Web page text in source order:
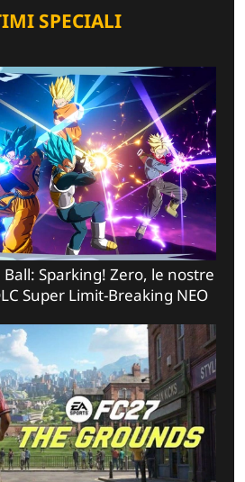
SPECIALI
Sparking! Zero, le nostre
Super Limit-Breaking NEO